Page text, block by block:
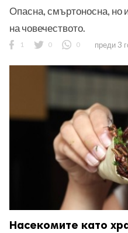
Опасна, смъртоносна, но
на човечеството.
1 0 0 преди 3
Насекомите като